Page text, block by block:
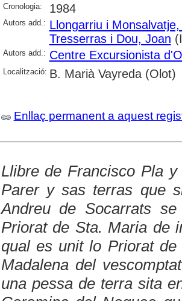
Cronologia: 1984
Autors add.: Llongarriu i
Tresserras i Dou, Joan
Autors add.: Centre Excursionista
Localització: B. Marià Vayreda (Olot)
Enllaç permanent a aquest
Llibre de Francisco Pla
Parer y sas terras que
Andreu de Socarrats
Priorat de Sta. Maria de
qual es unit lo Priorat
Madalena del
una pessa de terra sita